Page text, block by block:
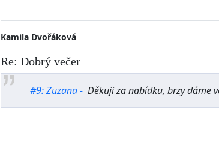
Kamila Dvořáková
Re: Dobrý večer
#9: Zuzana - Děkuji za nabídku, brzy dáme